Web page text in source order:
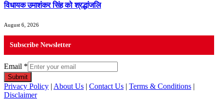
विधायक उमाशंकर सिंह को श्रद्धांजलि
August 6, 2026
Subscribe Newsletter
Email *
Submit
Privacy Policy | About Us | Contact Us | Terms & Conditions |
Disclaimer